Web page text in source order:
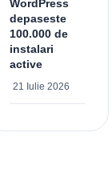
WordPress
depaseste
100.000 de
instalari
active
21 Iulie 2026